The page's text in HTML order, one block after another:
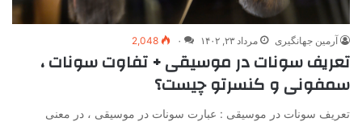
آرمین جهانگیری مرداد ۲۳, ۱۴۰۲ ۰ 2,048
تعریف سونات در موسیقی + تفاوت سونات ،
سمفونی و کنسرتو چیست؟
تعریف سونات در موسیقی : عبارت سونات در موسیقی ، در معنی